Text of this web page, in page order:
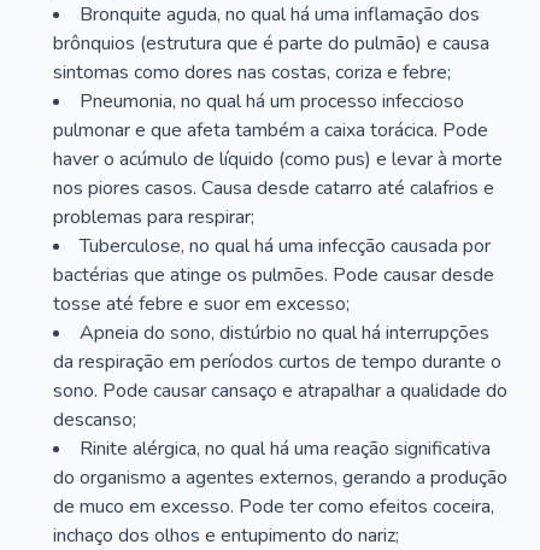
Bronquite aguda, no qual há uma inflamação dos
brônquios (estrutura que é parte do pulmão) e causa
sintomas como dores nas costas, coriza e febre;
Pneumonia, no qual há um processo infeccioso
pulmonar e que afeta também a caixa torácica. Pode
haver o acúmulo de líquido (como pus) e levar à morte
nos piores casos. Causa desde catarro até calafrios e
problemas para respirar;
Tuberculose, no qual há uma infecção causada por
bactérias que atinge os pulmões. Pode causar desde
tosse até febre e suor em excesso;
Apneia do sono, distúrbio no qual há interrupções
da respiração em períodos curtos de tempo durante o
sono. Pode causar cansaço e atrapalhar a qualidade do
descanso;
Rinite alérgica, no qual há uma reação significativa
do organismo a agentes externos, gerando a produção
de muco em excesso. Pode ter como efeitos coceira,
inchaço dos olhos e entupimento do nariz;